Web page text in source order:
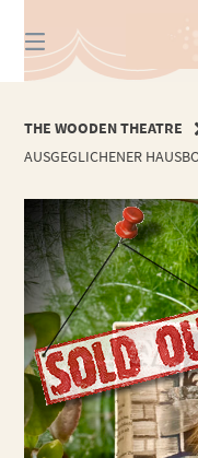
zum
Inhalt
THE WOODEN THEATRE
AUSGEGLICHENER